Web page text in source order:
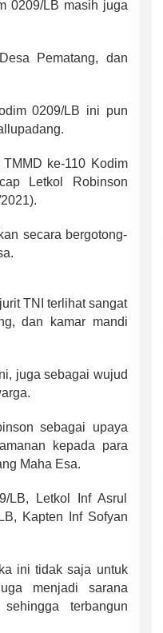
0209/LB masih juga
Pematang, dan
0209/LB ini pun
TMMD ke-110 Kodim
Letkol Robinson
secara bergotong-
TNI terlihat sangat
dan kamar mandi
juga sebagai wujud
sebagai upaya
kepada para
Maha Esa.
LB, Letkol Inf Asrul
Kapten Inf Sofyan
ini tidak saja untuk
menjadi sarana
terbangun